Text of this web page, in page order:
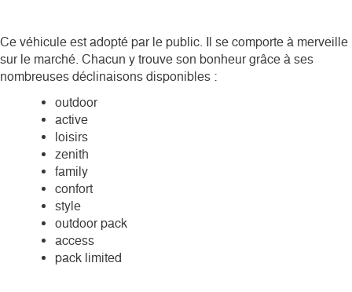
Ce véhicule est adopté par le public. Il se comporte à merveille
sur le marché. Chacun y trouve son bonheur grâce à ses
nombreuses déclinaisons disponibles :
outdoor
active
loisirs
zenith
family
confort
style
outdoor pack
access
pack limited